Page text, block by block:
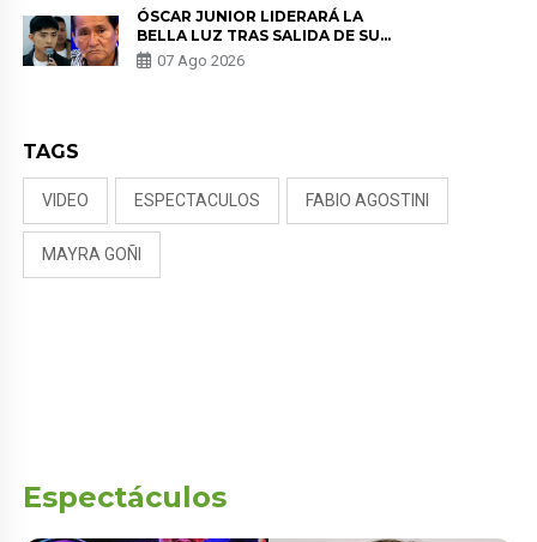
ÓSCAR JUNIOR LIDERARÁ LA
BELLA LUZ TRAS SALIDA DE SU
PADRE POR POLÉMICA CON
NALDY SALDAÑA
07 Ago 2026
TAGS
VIDEO ESPECTACULOS FABIO AGOSTINI
MAYRA GOÑI
Espectáculos